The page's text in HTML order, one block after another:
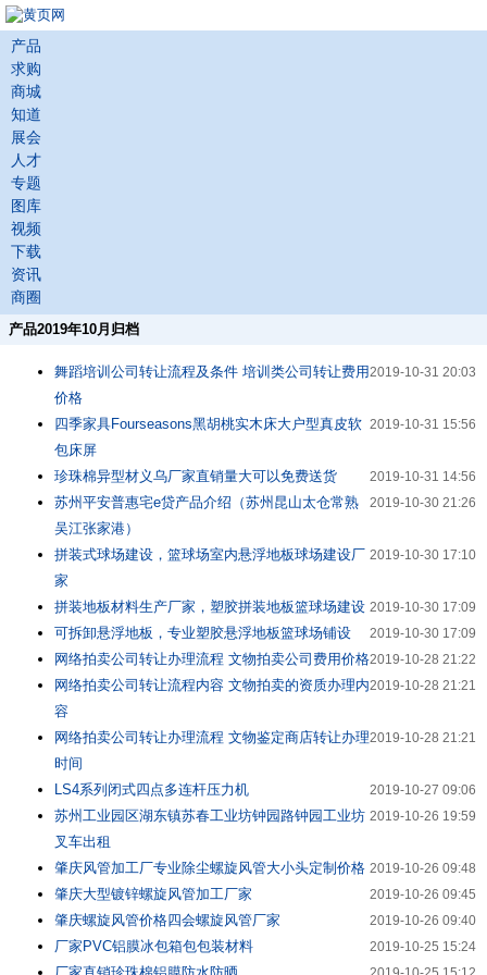
产品
求购
商城
知道
展会
人才
专题
图库
视频
下载
资讯
商圈
产品2019年10月归档
2019-10-31 20:03
舞蹈培训公司转让流程及条件 培训类公司转让费用
价格
2019-10-31 15:56
四季家具Fourseasons黑胡桃实木床大户型真皮软
包床屏
2019-10-31 14:56
珍珠棉异型材义乌厂家直销量大可以免费送货
2019-10-30 21:26
苏州平安普惠宅e贷产品介绍（苏州昆山太仓常熟
吴江张家港）
2019-10-30 17:10
拼装式球场建设，篮球场室内悬浮地板球场建设厂
家
2019-10-30 17:09
拼装地板材料生产厂家，塑胶拼装地板篮球场建设
2019-10-30 17:09
可拆卸悬浮地板，专业塑胶悬浮地板篮球场铺设
2019-10-28 21:22
网络拍卖公司转让办理流程 文物拍卖公司费用价格
2019-10-28 21:21
网络拍卖公司转让流程内容 文物拍卖的资质办理内
容
2019-10-28 21:21
网络拍卖公司转让办理流程 文物鉴定商店转让办理
时间
2019-10-27 09:06
LS4系列闭式四点多连杆压力机
2019-10-26 19:59
苏州工业园区湖东镇苏春工业坊钟园路钟园工业坊
叉车出租
2019-10-26 09:48
肇庆风管加工厂专业除尘螺旋风管大小头定制价格
2019-10-26 09:45
肇庆大型镀锌螺旋风管加工厂家
2019-10-26 09:40
肇庆螺旋风管价格四会螺旋风管厂家
2019-10-25 15:24
厂家PVC铝膜冰包箱包包装材料